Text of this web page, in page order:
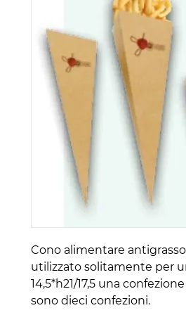
Cono alimentare
utilizzato solitamente per
14,5*h21/17,5 una
sono dieci confezioni.